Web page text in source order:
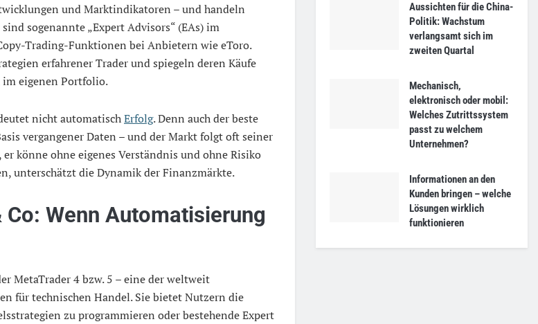
und Marktindikatoren – und handeln
sogenannte „Expert Advisors“ (EAs) im
Trading-Funktionen bei Anbietern wie eToro.
erfahrener Trader und spiegeln deren Käufe
im eigenen Portfolio.
nicht automatischErfolg. Denn auch der beste
vergangener Daten – und der Markt folgt oft seiner
könne ohne eigenes Verständnis und ohne Risiko
unterschätzt die Dynamik der Finanzmärkte.
Co: Wenn Automatisierung
MetaTrader 4 bzw. 5 – eine der weltweit
für technischen Handel. Sie bietet Nutzern die
zu programmieren oder bestehende Expert
Aussichten für die China-
Politik: Wachstum
verlangsamt sich im
zweiten Quartal
Mechanisch,
elektronisch oder mobil:
Welches Zutrittssystem
passt zu welchem
Unternehmen?
Informationen an den
Kunden bringen – welche
Lösungen wirklich
funktionieren